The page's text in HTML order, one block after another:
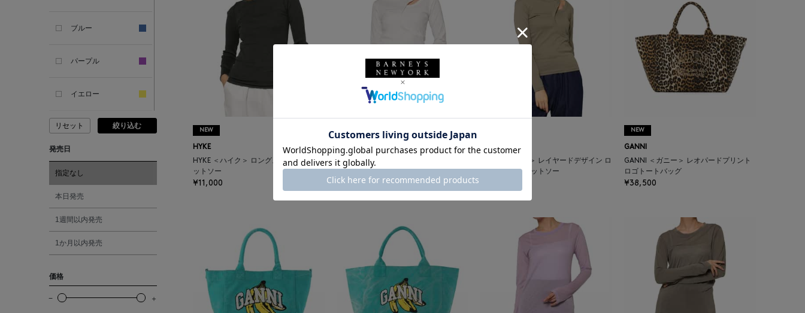
SANDAL
ANDERSONS
ANTIPAST
ANYA HINDMARCH
ARCS LONDON
ブルー
パープル
イエロー
ピンク
レッド
オレンジ
シルバー
リセット 絞り込む
発売日
指定なし
本日発売
1週間以内発売
1か月以内発売
価格
NEW
HYKE
HYKE ＜ハイク＞ ロングスリーブ リブカ
ットソー
¥11,000
HYKE
HYKE ＜ハイク＞ レイヤードデザイン ロ
¥24,200
HYKE
HYKE ＜ハイク＞ レイヤードデザイン ロ
ングスリーブカットソー
NEW
GANNI
GANNI ＜ガニー＞ レオパードプリント
ロゴトートバッグ
¥38,500